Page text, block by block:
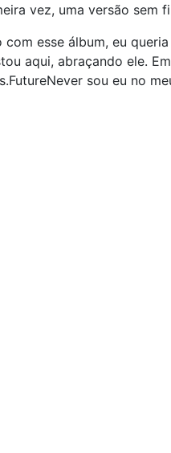
vez, uma versão sem
esse álbum, eu
aqui, abraçando ele.
sou eu no